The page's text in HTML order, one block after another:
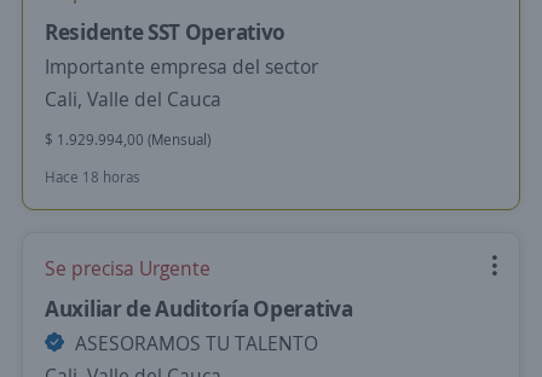
Residente SST Operativo
Importante empresa del sector
Cali, Valle del Cauca
$ 1.929.994,00 (Mensual)
Hace 18 horas
Se precisa Urgente
Auxiliar de Auditoría Operativa
ASESORAMOS TU TALENTO